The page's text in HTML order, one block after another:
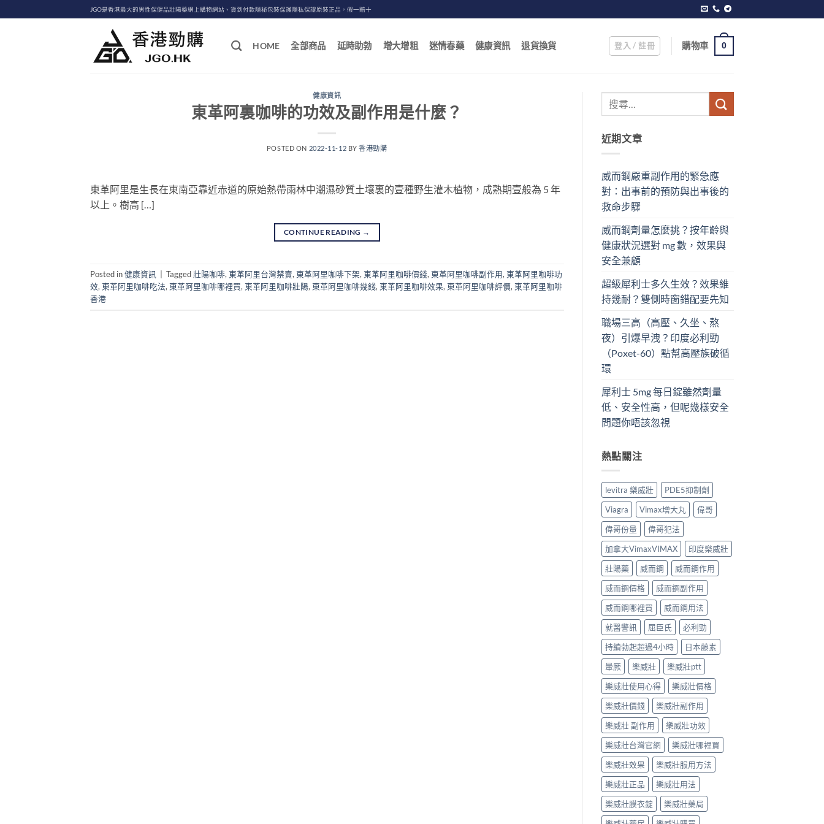
to
JGO是香港最大的男性保健品壯陽藥網上購物網站、貨到付款隱秘包裝保護隱私保證原裝正品，假一賠十
HOME 全部商品 延時助勃 增大增粗 迷情春藥 健康資訊 退貨換貨 登入 / 註冊 購物車 0
健康資訊
東革阿裏咖啡的功效及副作用是什麼？
POSTED ON 2022-11-12 BY香港勁購
東革阿里是生長在東南亞靠近赤道的原始熱帶雨林中潮濕砂質土壤裏的壹種野生灌木植物，成熟期壹般為 5 年
以上。樹高 […]
CONTINUE READING →
Posted in健康資訊 Tagged壯陽咖啡, 東革阿里台灣禁賣, 東革阿里咖啡下架, 東革阿里咖啡價錢, 東革阿里咖啡副作用, 東革阿里咖啡功
效, 東革阿里咖啡吃法, 東革阿里咖啡哪裡買, 東革阿里咖啡壯陽, 東革阿里咖啡幾錢, 東革阿里咖啡效果, 東革阿里咖啡評價, 東革阿里咖啡
香港
近期文章
威而鋼嚴重副作用的緊急應
對：出事前的預防與出事後的
救命步驟
威而鋼劑量怎麼挑？按年齡與
健康狀況選對 mg 數，效果與
安全兼顧
超級犀利士多久生效？效果維
持幾耐？雙側時窗錯配要先知
職場三高（高壓、久坐、熬
夜）引爆早洩？印度必利勁
（Poxet-60）點幫高壓族破循
環
犀利士 5mg 每日錠雖然劑量
低、安全性高，但呢幾樣安全
問題你唔該忽視
熱點關注
levitra 樂威壯
PDE5抑制劑
Viagra
Vimax增大丸
偉哥
偉哥份量
偉哥犯法
加拿大VimaxVIMAX
印度樂威壯
壯陽藥
威而鋼
威而鋼作用
威而鋼價格
威而鋼副作用
威而鋼哪裡買
威而鋼用法
就醫警訊
屈臣氏
必利勁
持續勃起超過4小時
日本藤素
暈厥
樂威壯
樂威壯ptt
樂威壯使用心得
樂威壯價格
樂威壯價錢
樂威壯副作用
樂威壯 副作用
樂威壯功效
樂威壯台灣官網
樂威壯哪裡買
樂威壯效果
樂威壯服用方法
樂威壯正品
樂威壯用法
樂威壯膜衣錠
樂威壯藥局